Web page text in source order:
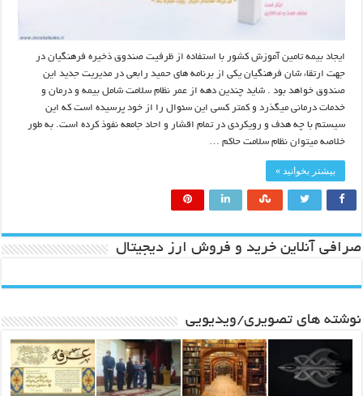
ایجاد بیمه تامین آموزش کشور با استفاده از ظرفیت صندوق ذخیره فرهنگیان در
جهت ارتقاء شان فرهنگیان یکی از برنامه های حمید رابعی در مدیریت جدید این
صندوق خواهد بود . شاید چندین دهه از عمر نظام سلامت شامل بیمه و درمان و
خدمات درمانی میگذرد و کمتر کسی این سئوال را از خود پرسیده است که این
سیستم با چه هدف و رویکردی در تمام اقشار و احاد جامعه نفوذ کرده است. به طور
خلاصه میتوان نظام سلامت حاکم …
بیشتر بخوانید »
صرافی آنلاین خرید و فروش ارز دیجیتال
نوشته های تصویری/ویدیویی